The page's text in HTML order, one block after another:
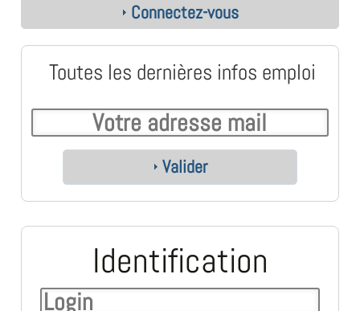
Connectez-vous
Toutes les dernières infos emploi
Valider
Identification